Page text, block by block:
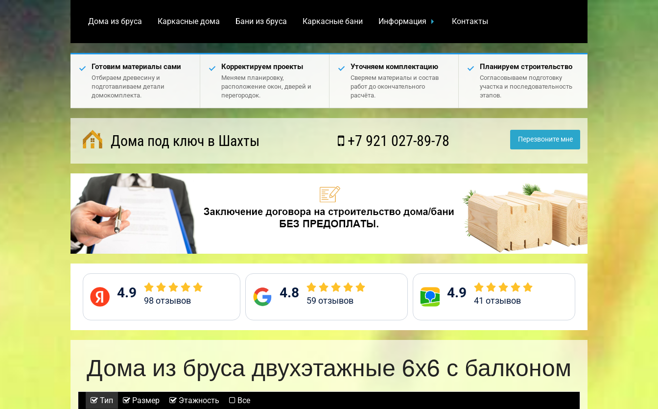
Дома из бруса Каркасные дома Бани из бруса Каркасные бани Информация Контакты
Готовим материалы сами
Отбираем древесину и
подготавливаем детали
домокомплекта.
Корректируем проекты
Меняем планировку,
расположение окон, дверей и
перегородок.
Уточняем комплектацию
Сверяем материалы и состав
работ до окончательного
расчёта.
Планируем строительство
Согласовываем подготовку
участка и последовательность
этапов.
Дома под ключ в Шахты +7 921 027-89-78 Перезвоните мне
4.9 98 отзывов 4.8 59 отзывов 4.9 41 отзывов
Дома из бруса двухэтажные 6х6 с балконом
Тип Размер Этажность Все